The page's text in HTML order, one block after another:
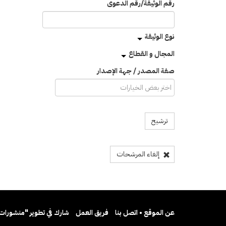
رقم الوثيقة/رقم الدعوى
نوع الوثيقة
المجال و القطاع
صفة المصدر / جهة الإصدار
ترشيح
إلغاء المرشحات
عن الموقع • اتصل بنا فريق العمل شارك في تطوير